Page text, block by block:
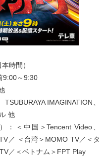
時間）
9:00～9:30
IMAGINATION、
他
＜中国＞Tencent Video、
／ ＜台湾＞MOMO TV／＜タ
／＜ベトナム＞FPT Play